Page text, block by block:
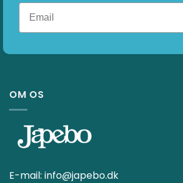
OM OS
E-mail: info@japebo.dk